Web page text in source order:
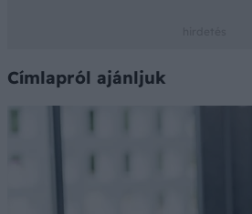
Címlapról ajánljuk